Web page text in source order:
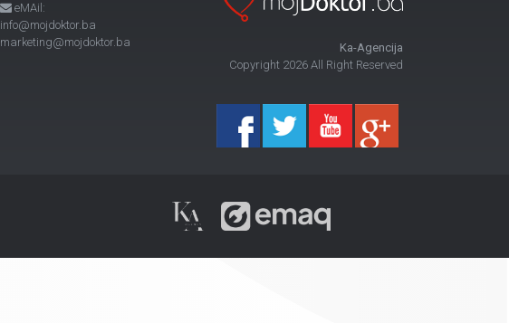
eMAil:
info@mojdoktor.ba
marketing@mojdoktor.ba
Ka-Agencija
Copyright 2026 All Right Reserved